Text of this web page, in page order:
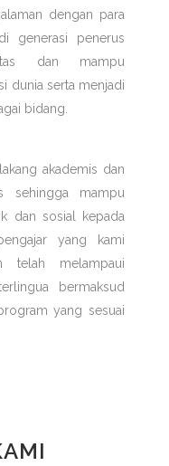
dengan para
generasi penerus
dan mampu
dunia serta menjadi
bidang.
akademis dan
sehingga mampu
dan sosial kepada
yang kami
telah melampaui
bermaksud
yang sesuai